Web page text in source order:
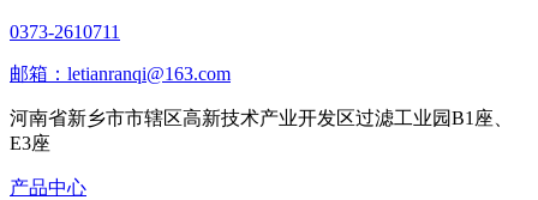
0373-2610711
邮箱：letianranqi@163.com
河南省新乡市市辖区高新技术产业开发区过滤工业园B1座、
E3座
产品中心